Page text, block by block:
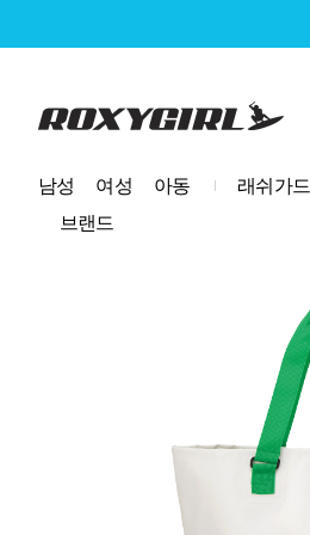
로고
남성 여성 아동 래쉬가드
브랜드